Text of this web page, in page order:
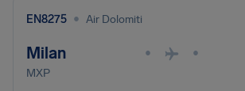
EN8275 • Air Dolomiti
Milan • •
MXP